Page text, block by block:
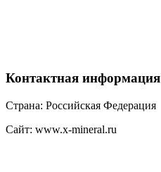
Контактная информация
Страна: Российская Федерация
Сайт: www.x-mineral.ru